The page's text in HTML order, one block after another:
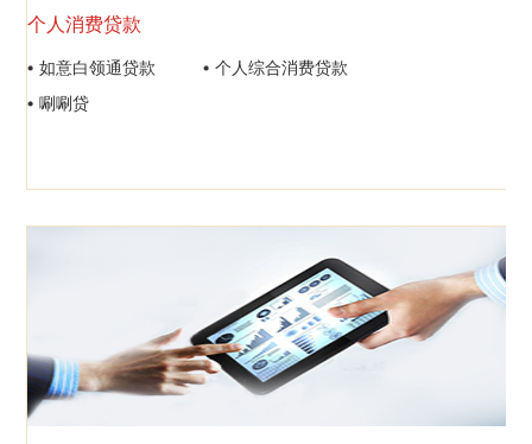
个人消费贷款
如意白领通贷款
个人综合消费贷款
唰唰贷